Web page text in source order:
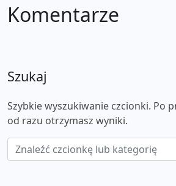
Komentarze
Szukaj
Szybkie wyszukiwanie czcionki. Po
od razu otrzymasz wyniki.